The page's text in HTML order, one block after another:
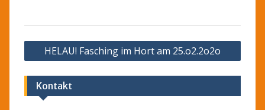
Beitragsnavigation
HELAU! Fasching im Hort am 25.o2.2o2o
Kontakt